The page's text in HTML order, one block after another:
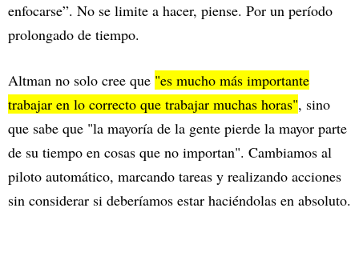
enfocarse”. No se limite a hacer, piense. Por un período
prolongado de tiempo.
Altman no solo cree que "es mucho más importante
trabajar en lo correcto que trabajar muchas horas", sino
que sabe que "la mayoría de la gente pierde la mayor parte
de su tiempo en cosas que no importan". Cambiamos al
piloto automático, marcando tareas y realizando acciones
sin considerar si deberíamos estar haciéndolas en absoluto.